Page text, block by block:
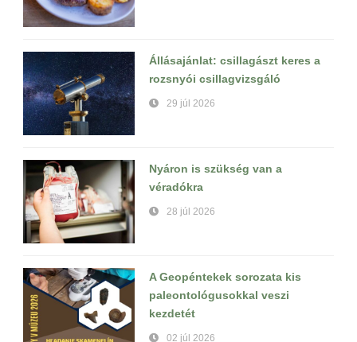
Állásajánlat: csillagászt keres a
rozsnyói csillagvizsgáló
29 júl 2026
Nyáron is szükség van a
véradókra
28 júl 2026
A Geopéntekek sorozata kis
paleontológusokkal veszi
kezdetét
02 júl 2026